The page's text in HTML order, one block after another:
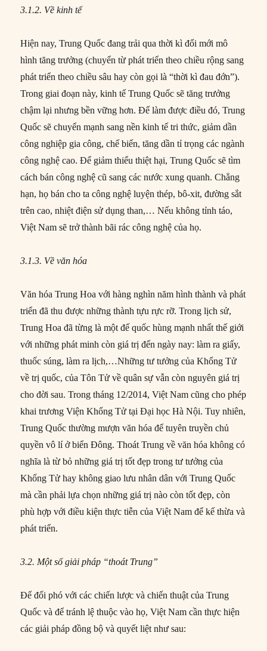
3.1.2. Về kinh tế
Hiện nay, Trung Quốc đang trải qua thời kì đổi mới mô
hình tăng trưởng (chuyển từ phát triển theo chiều rộng sang
phát triển theo chiều sâu hay còn gọi là “thời kì đau đớn”).
Trong giai đoạn này, kinh tế Trung Quốc sẽ tăng trưởng
chậm lại nhưng bền vững hơn. Để làm được điều đó, Trung
Quốc sẽ chuyển mạnh sang nền kinh tế tri thức, giảm dần
công nghiệp gia công, chế biến, tăng dần tỉ trọng các ngành
công nghệ cao. Để giảm thiểu thiệt hại, Trung Quốc sẽ tìm
cách bán công nghệ cũ sang các nước xung quanh. Chẳng
hạn, họ bán cho ta công nghệ luyện thép, bô-xit, đường sắt
trên cao, nhiệt điện sử dụng than,… Nếu không tỉnh táo,
Việt Nam sẽ trở thành bãi rác công nghệ của họ.
3.1.3. Về văn hóa
Văn hóa Trung Hoa với hàng nghìn năm hình thành và phát
triển đã thu được những thành tựu rực rỡ. Trong lịch sử,
Trung Hoa đã từng là một đế quốc hùng mạnh nhất thế giới
với những phát minh còn giá trị đến ngày nay: làm ra giấy,
thuốc súng, làm ra lịch,…Những tư tưởng của Khổng Tử
về trị quốc, của Tôn Tử về quân sự vẫn còn nguyên giá trị
cho đời sau. Trong tháng 12/2014, Việt Nam cũng cho phép
khai trương Viện Khổng Tử tại Đại học Hà Nội. Tuy nhiên,
Trung Quốc thường mượn văn hóa để tuyên truyền chủ
quyền vô lí ở biển Đông. Thoát Trung về văn hóa không có
nghĩa là từ bỏ những giá trị tốt đẹp trong tư tưởng của
Khổng Tử hay không giao lưu nhân dân với Trung Quốc
mà cần phải lựa chọn những giá trị nào còn tốt đẹp, còn
phù hợp với điều kiện thực tiễn của Việt Nam để kế thừa và
phát triển.
3.2. Một số giải pháp “thoát Trung”
Để đối phó với các chiến lược và chiến thuật của Trung
Quốc và để tránh lệ thuộc vào họ, Việt Nam cần thực hiện
các giải pháp đồng bộ và quyết liệt như sau: